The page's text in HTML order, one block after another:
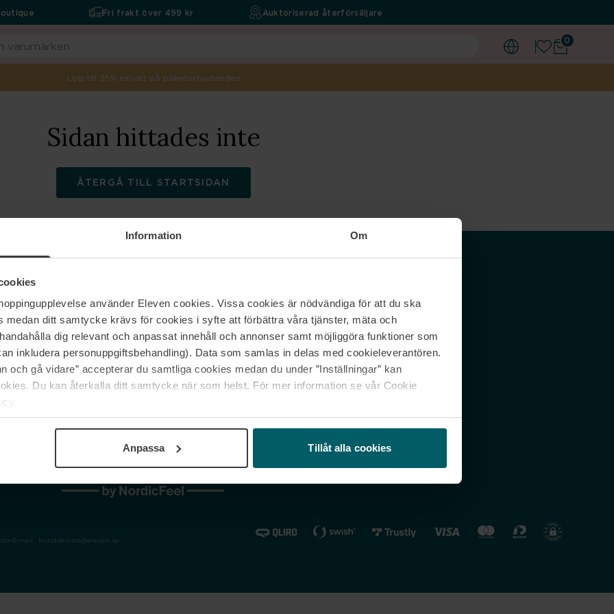
Information Om
använder Eleven cookies. Vissa cookies är nödvändiga för att du ska
medan ditt samtycke krävs för cookies i syfte att förbättra våra tjänster, mäta och
dig relevant och anpassat innehåll och annonser samt möjliggöra funktioner som
inkludera personuppgiftsbehandling). Data som samlas in delas med cookieleverantören.
och gå vidare” accepterar du samtliga cookies medan du under ”Inställningar” kan
Du kan återkalla ditt samtycke när som helst. För mer information se vår Cookie
Anpassa Tillåt alla cookies
0
Fri frakt över 499 kr Auktoriserad återförsäljare
Upp till 25% rabatt på paketerbjudanden
Sidan hittades inte
ÅTERGÅ TILL STARTSIDAN
Om oss
Jobba hos oss
Våra varumärken
Kontakta oss
Vanliga frågor & svar
Spåra min beställning
reklamationer
Nordicfeel SE
Nordicfeel FI
Nordicfeel NO
Email: kundservice@eleven.se